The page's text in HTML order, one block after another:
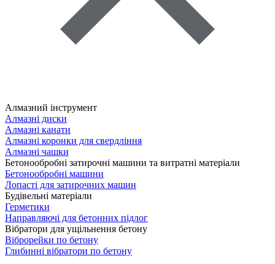
Алмазний інструмент
Алмазні диски
Алмазні канати
Алмазні коронки для свердління
Алмазні чашки
Бетонообробні затирочні машини та витратні матеріали
Бетонообробні машини
Лопасті для затирочних машин
Будівельні матеріали
Герметики
Направляючі для бетонних підлог
Вібратори для ущільнення бетону
Віброрейки по бетону
Глибинні вібратори по бетону